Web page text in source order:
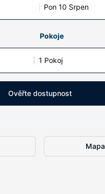
Pon 10 Srpen
Pokoje
1 Pokoj
Ověřte dostupnost
Mapa